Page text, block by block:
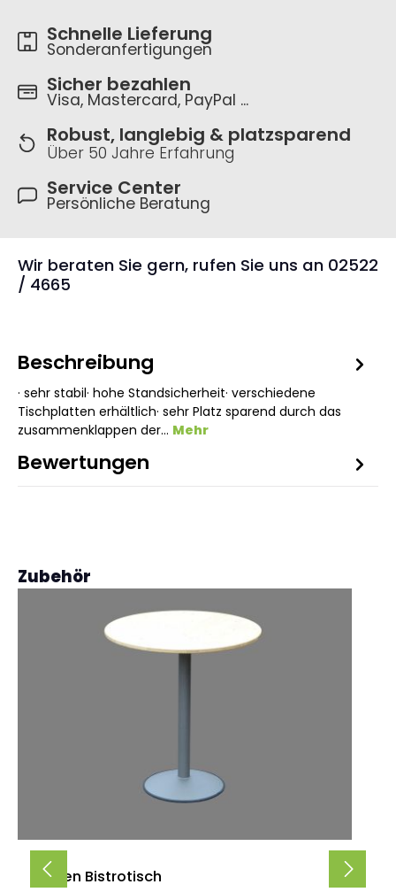
Schnelle Lieferung
Sonderanfertigungen
Sicher bezahlen
Visa, Mastercard, PayPal ...
Robust, langlebig & platzsparend
Über 50 Jahre Erfahrung
Service Center
Persönliche Beratung
Wir beraten Sie gern, rufen Sie uns an 02522
/ 4665
Beschreibung
· sehr stabil· hohe Standsicherheit· verschiedene
Tischplatten erhältlich· sehr Platz sparend durch das
zusammenklappen der… Mehr
Bewertungen
Produktgalerie überspringen
Zubehör
Säulen Bistrotisch